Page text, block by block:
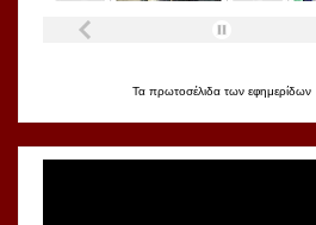
Τα πρωτοσέλιδα των εφημερίδων